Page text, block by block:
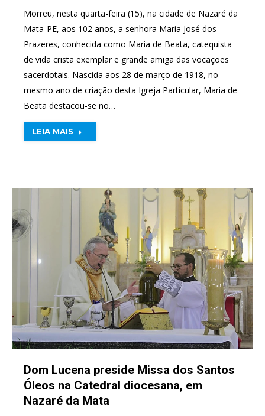
Morreu, nesta quarta-feira (15), na cidade de Nazaré da
Mata-PE, aos 102 anos, a senhora Maria José dos
Prazeres, conhecida como Maria de Beata, catequista
de vida cristã exemplar e grande amiga das vocações
sacerdotais. Nascida aos 28 de março de 1918, no
mesmo ano de criação desta Igreja Particular, Maria de
Beata destacou-se no…
LEIA MAIS
Dom Lucena preside Missa dos Santos
Óleos na Catedral diocesana, em
Nazaré da Mata